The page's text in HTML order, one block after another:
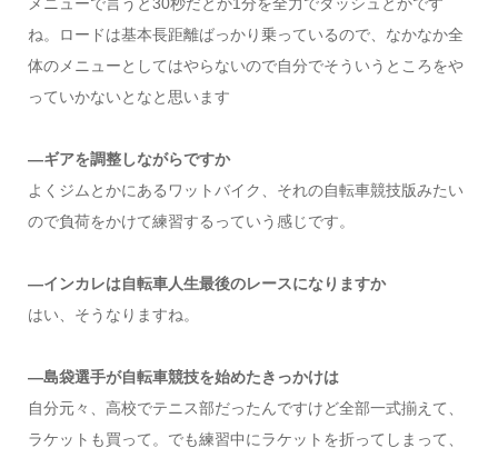
メニューで言うと30秒だとか1分を全力でダッシュとかです
ね。ロードは基本長距離ばっかり乗っているので、なかなか全
体のメニューとしてはやらないので自分でそういうところをや
っていかないとなと思います
―ギアを調整しながらですか
よくジムとかにあるワットバイク、それの自転車競技版みたい
ので負荷をかけて練習するっていう感じです。
―インカレは自転車人生最後のレースになりますか
はい、そうなりますね。
―島袋選手が自転車競技を始めたきっかけは
自分元々、高校でテニス部だったんですけど全部一式揃えて、
ラケットも買って。でも練習中にラケットを折ってしまって、